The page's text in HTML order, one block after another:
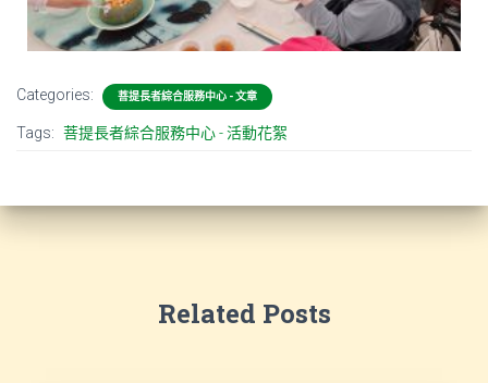
Categories: 菩提長者綜合服務中心 - 文章
Tags: 菩提長者綜合服務中心 - 活動花絮
Related Posts